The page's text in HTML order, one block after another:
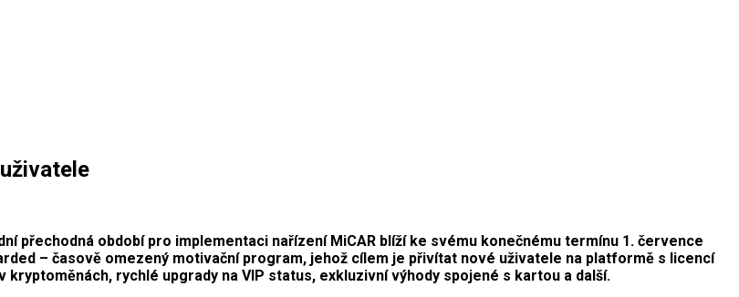
přechodná období pro implementaci nařízení MiCAR blíží ke svému konečnému termínu 1. července
– časově omezený motivační program, jehož cílem je přivítat nové uživatele na platformě s licencí
kryptoměnách, rychlé upgrady na VIP status, exkluzivní výhody spojené s kartou a další.